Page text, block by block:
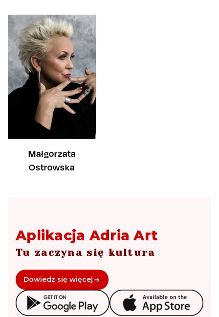
Małgorzata
Ostrowska
Aplikacja Adria Art
Tu zaczyna się kultura
Dowiedz się więcej